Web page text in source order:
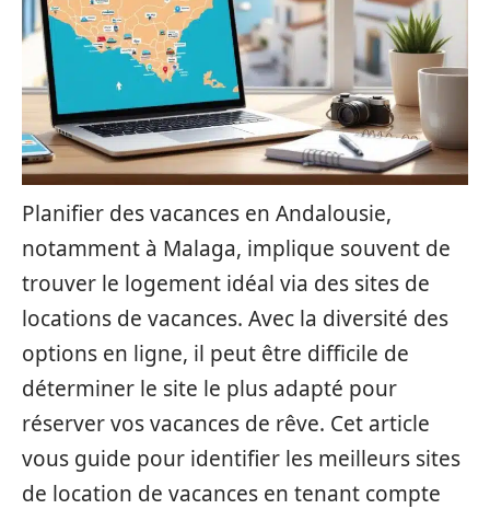
Planifier des vacances en Andalousie,
notamment à Malaga, implique souvent de
trouver le logement idéal via des sites de
locations de vacances. Avec la diversité des
options en ligne, il peut être difficile de
déterminer le site le plus adapté pour
réserver vos vacances de rêve. Cet article
vous guide pour identifier les meilleurs sites
de location de vacances en tenant compte